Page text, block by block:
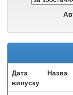
Дата
випуску
Назва